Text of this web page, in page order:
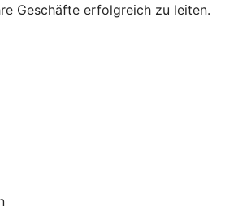
Geschäfte erfolgreich zu leiten.